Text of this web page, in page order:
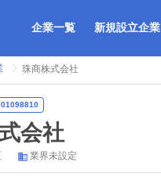
企業一覧 新規設立企業
珠商株式会社
会社
業界未設定